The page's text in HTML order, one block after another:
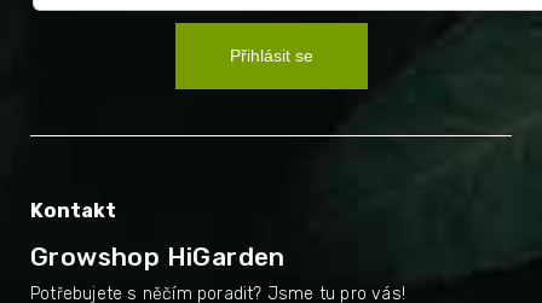
Přihlásit se
Kontakt
Growshop HiGarden